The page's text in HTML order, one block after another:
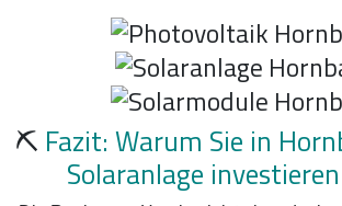
⛏️ Fazit: Warum Sie in
Solaranlage